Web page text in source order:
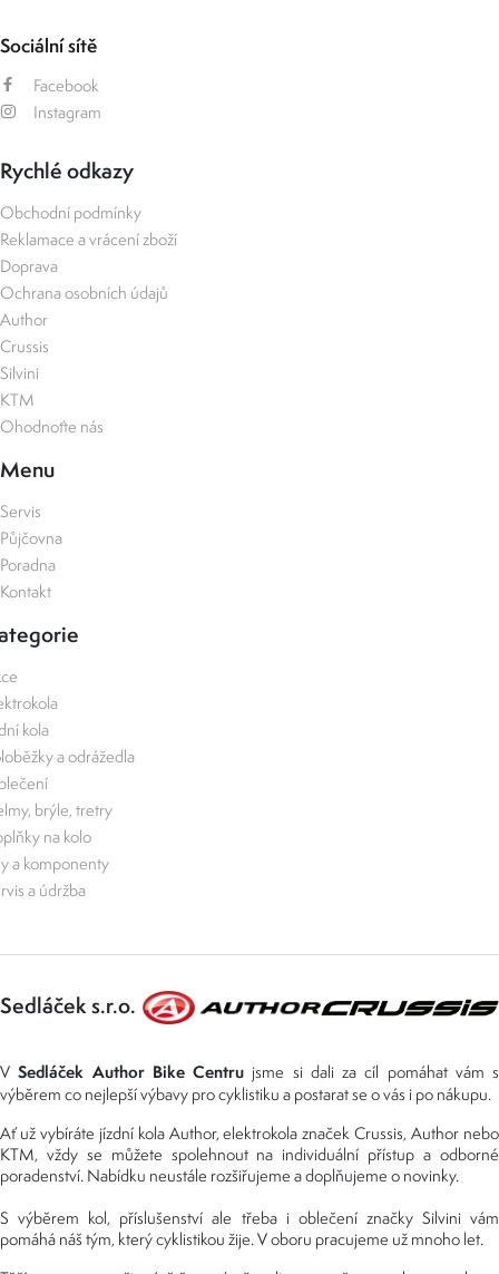
Sociální sítě
Facebook
Instagram
Rychlé odkazy
Obchodní podmínky
Reklamace a vrácení zboží
Doprava
Ochrana osobních údajů
Author
Crussis
Silvini
KTM
Ohodnoťte nás
Menu
Servis
Půjčovna
Poradna
Kontakt
kola
a odrážedla
brýle, tretry
na kolo
a komponenty
a údržba
Sedláček s.r.o.
VSedláček Author Bike Centru jsme si dali za cíl pomáhat vám s
výběrem co nejlepší výbavy pro cyklistiku a postarat se o vás i po nákupu.
Ať už vybíráte jízdní kola Author, elektrokola značek Crussis, Author nebo
KTM, vždy se můžete spolehnout na individuální přístup a odborné
poradenství. Nabídku neustále rozšiřujeme a doplňujeme o novinky.
S výběrem kol, příslušenství ale třeba i oblečení značky Silvini vám
pomáhá náš tým, který cyklistikou žije. V oboru pracujeme už mnoho let.